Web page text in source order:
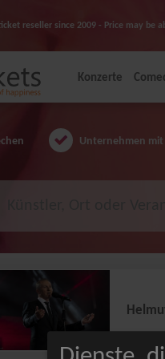
reseller since 2009 - Price may be
Konzerte
Unternehmen mit